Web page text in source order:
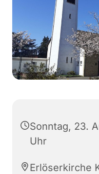
Sonntag, 23.
Uhr
Erlöserkirche